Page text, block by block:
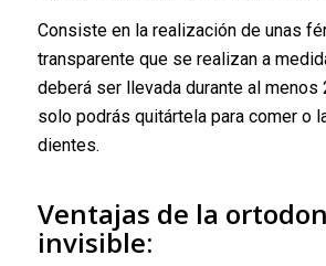
Consiste en la realización de unas
transparente que se realizan a
deberá ser llevada durante al menos
solo podrás quitártela para comer o
dientes.
Ventajas de la
invisible: